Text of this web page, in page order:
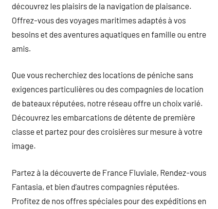
découvrez les plaisirs de la navigation de plaisance.
Offrez-vous des voyages maritimes adaptés à vos
besoins et des aventures aquatiques en famille ou entre
amis.
Que vous recherchiez des locations de péniche sans
exigences particulières ou des compagnies de location
de bateaux réputées, notre réseau offre un choix varié.
Découvrez les embarcations de détente de première
classe et partez pour des croisières sur mesure à votre
image.
Partez à la découverte de France Fluviale, Rendez-vous
Fantasia, et bien d’autres compagnies réputées.
Profitez de nos offres spéciales pour des expéditions en